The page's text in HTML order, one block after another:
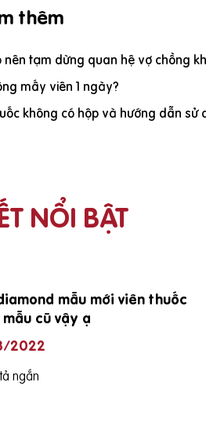
thêm
nên tạm dừng quan hệ vợ chồng
mấy viên 1 ngày?
không có hộp và hướng dẫn
NỔI BẬT
bầu đc 25 tuần vậy e sinh
mấy ạh?
2022
ngắn